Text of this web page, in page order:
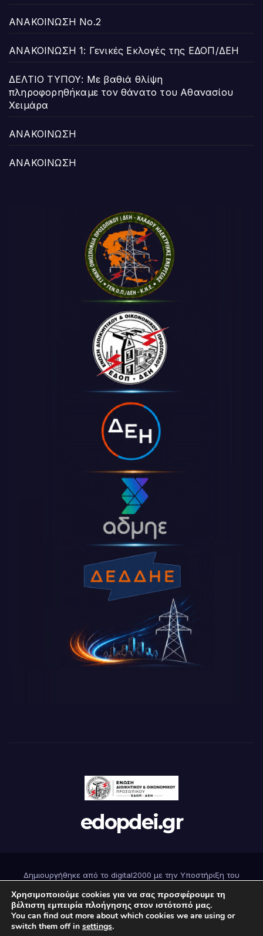
ΑΝΑΚΟΙΝΩΣΗ Νο.2
ΑΝΑΚΟΙΝΩΣΗ 1: Γενικές Εκλογές της ΕΔΟΠ/ΔΕΗ
ΔΕΛΤΙΟ ΤΥΠΟΥ: Με βαθιά θλίψη
πληροφορηθήκαμε τον θάνατο του Αθανασίου
Χειμάρα
ΑΝΑΚΟΙΝΩΣΗ
ΑΝΑΚΟΙΝΩΣΗ
edopdei.gr
Δημιουργήθηκε από το digital2000 με την Υποστήριξη του
WordPress
Θέμα: Newsup από Themeansar
Αρχική Επικοινωνήστε μαζί μαςΕγγραφήΌροι Χρήσης
Χρησιμοποιούμε cookies για να σας προσφέρουμε τη
βέλτιστη εμπειρία πλοήγησης στον ιστότοπό μας.
You can find out more about which cookies we are using or
switch them off in settings.